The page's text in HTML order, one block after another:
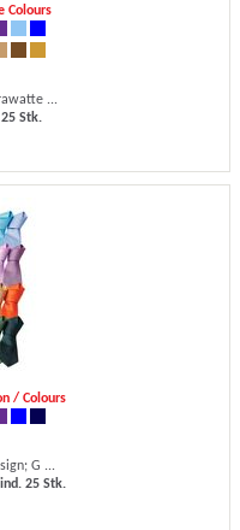
Colours
...
Stk.
/ Colours
G ...
25 Stk.